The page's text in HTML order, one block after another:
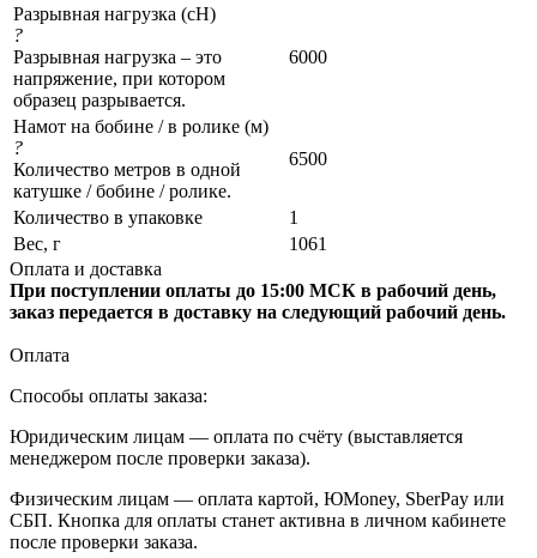
Разрывная нагрузка (сН)
?
Разрывная нагрузка – это
напряжение, при котором
образец разрывается.
6000
Намот на бобине / в ролике (м)
?
Количество метров в одной
катушке / бобине / ролике.
6500
Количество в упаковке
1
Вес, г
1061
Оплата и доставка
При поступлении оплаты до 15:00 МСК в рабочий день,
заказ передается в доставку на следующий рабочий день.
Оплата
Способы оплаты заказа:
Юридическим лицам — оплата по счёту (выставляется
менеджером после проверки заказа).
Физическим лицам — оплата картой, ЮMoney, SberPay или
СБП. Кнопка для оплаты станет активна в личном кабинете
после проверки заказа.